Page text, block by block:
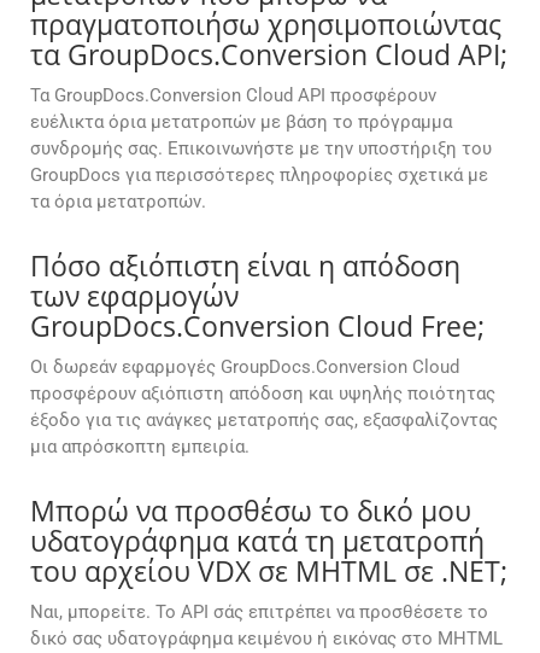
πραγματοποιήσω χρησιμοποιώντας
τα GroupDocs.Conversion Cloud API;
Τα GroupDocs.Conversion Cloud API προσφέρουν
ευέλικτα όρια μετατροπών με βάση το πρόγραμμα
συνδρομής σας. Επικοινωνήστε με την υποστήριξη του
GroupDocs για περισσότερες πληροφορίες σχετικά με
τα όρια μετατροπών.
Πόσο αξιόπιστη είναι η απόδοση
των εφαρμογών
GroupDocs.Conversion Cloud Free;
Οι δωρεάν εφαρμογές GroupDocs.Conversion Cloud
προσφέρουν αξιόπιστη απόδοση και υψηλής ποιότητας
έξοδο για τις ανάγκες μετατροπής σας, εξασφαλίζοντας
μια απρόσκοπτη εμπειρία.
Μπορώ να προσθέσω το δικό μου
υδατογράφημα κατά τη μετατροπή
του αρχείου VDX σε MHTML σε .NET;
Ναι, μπορείτε. Το API σάς επιτρέπει να προσθέσετε το
δικό σας υδατογράφημα κειμένου ή εικόνας στο MHTML